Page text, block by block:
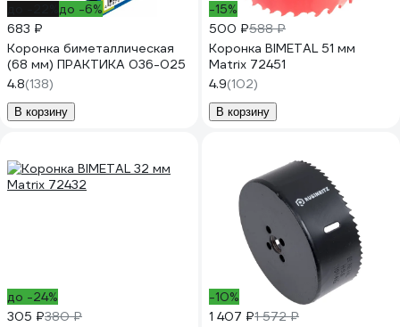
до -6%
683 ₽
Коронка биметаллическая
(68 мм) ПРАКТИКА 036-025
4.8(138)
В корзину
-15%
500 ₽588 ₽
Коронка BIMETAL 51 мм
Matrix 72451
4.9(102)
В корзину
до -24%
305 ₽380 ₽
-10%
1 407 ₽1 572 ₽